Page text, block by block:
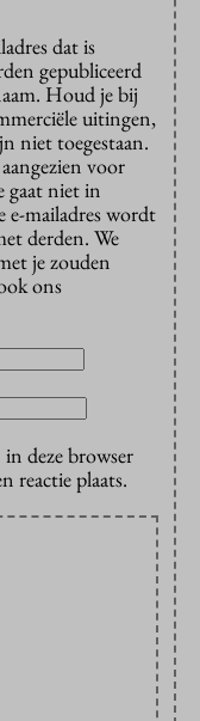
dat is
gepubliceerd
Houd je bij
uitingen,
niet toegestaan.
voor
gaat niet in
e-mailadres wordt
derden. We
je zouden
ons
deze browser
reactie plaats.